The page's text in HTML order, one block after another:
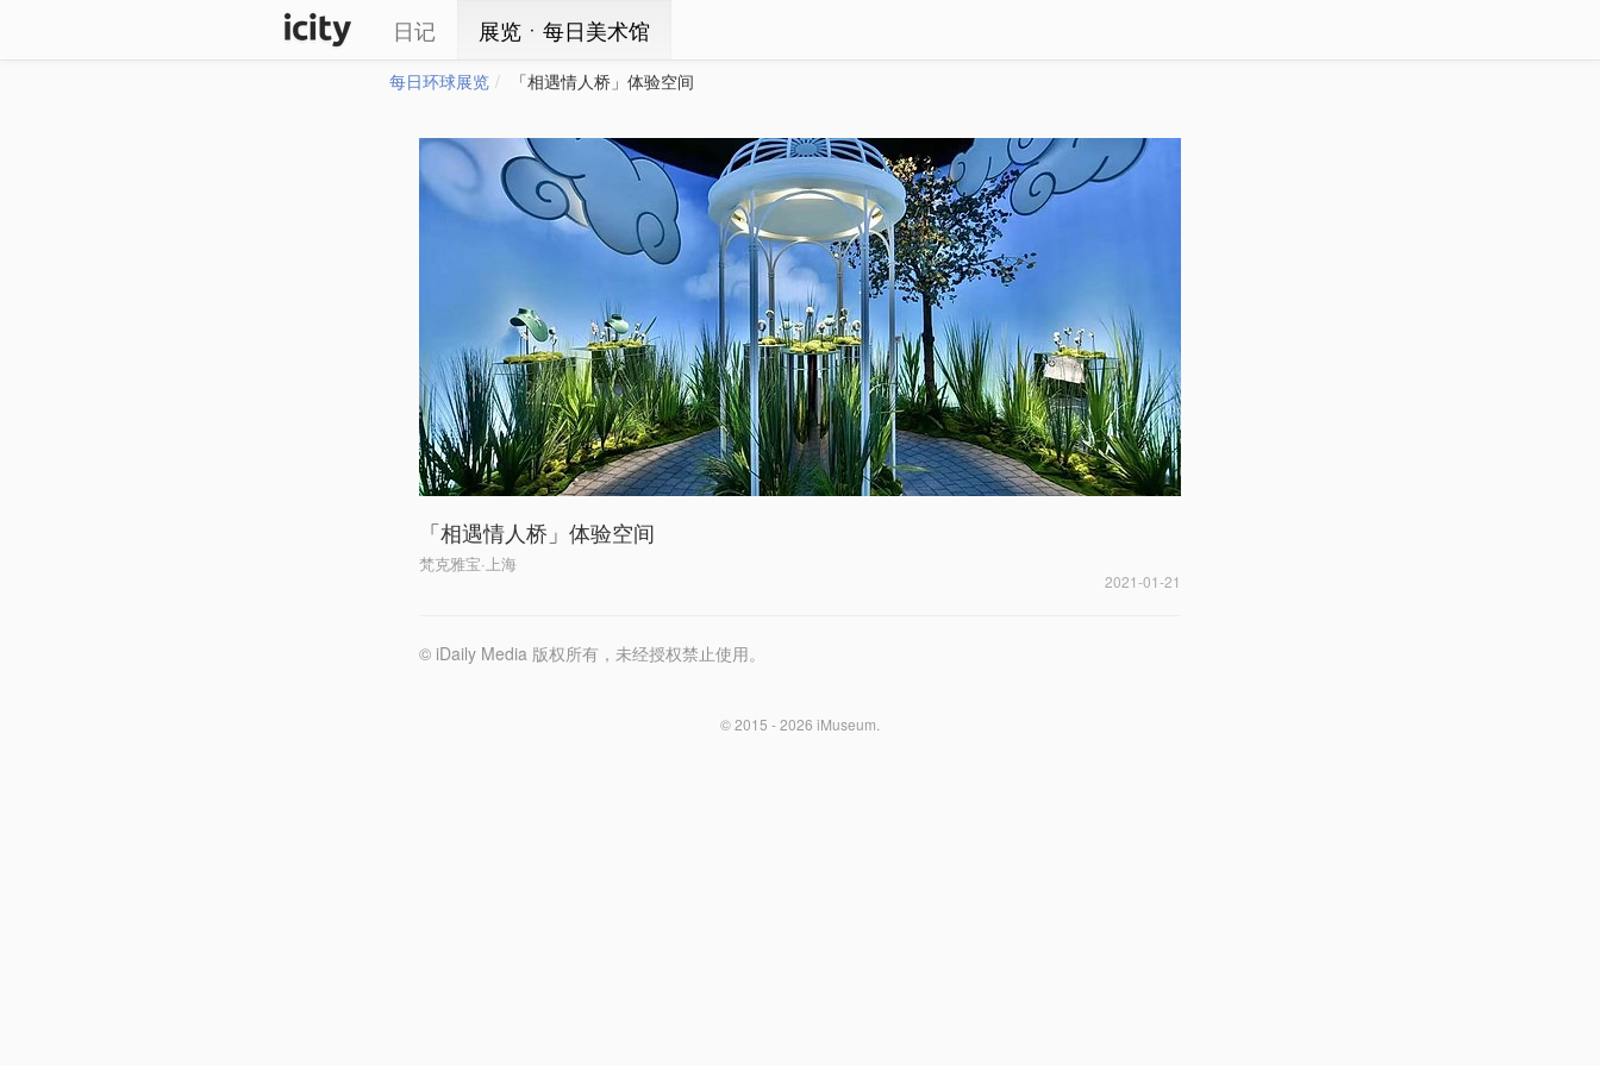
日记 展览ㆍ每日美术馆
每日环球展览 「相遇情人桥」体验空间
「相遇情人桥」体验空间
梵克雅宝·上海
2021-01-21
© iDaily Media 版权所有，未经授权禁止使用。
© 2015 - 2026 iMuseum